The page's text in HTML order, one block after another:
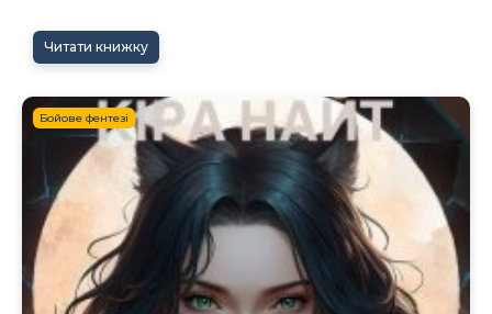
Читати книжку
Бойове фентезі